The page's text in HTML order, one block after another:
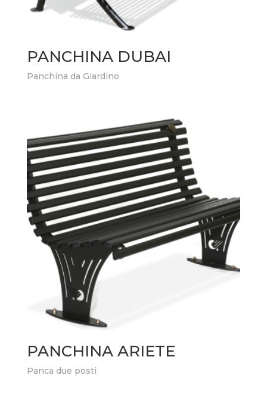
PANCHINA DUBAI
Panchina da Giardino
PANCHINA ARIETE
Panca due posti